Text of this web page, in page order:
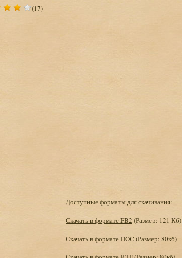
(17)
Доступные форматы для скачивания:
Скачать в формате FB2 (Размер: 121 Кб)
Скачать в формате DOC (Размер: 80кб)